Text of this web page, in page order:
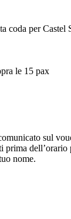
coda per Castel
le 15 pax
sul
dell’orario
nome.